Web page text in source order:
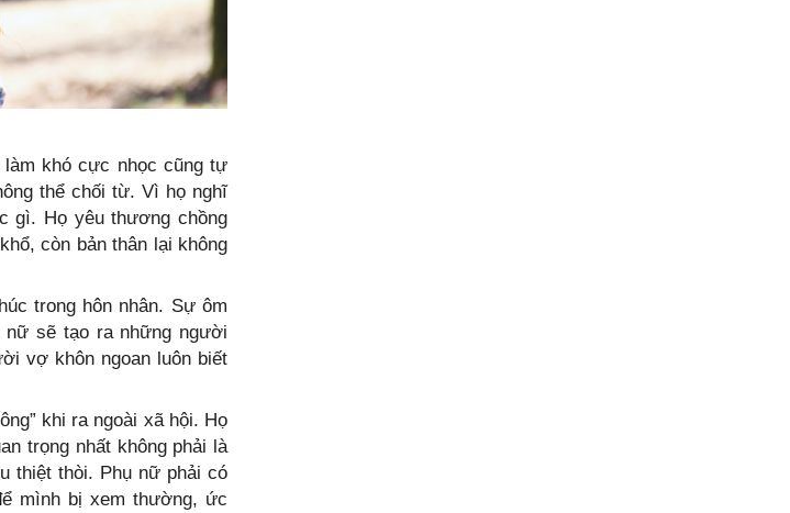
khó cực nhọc cũng tự
thể chối từ. Vì họ nghĩ
gì. Họ yêu thương chồng
còn bản thân lại không
trong hôn nhân. Sự ôm
sẽ tạo ra những người
vợ khôn ngoan luôn biết
khi ra ngoài xã hội. Họ
trọng nhất không phải là
thiệt thòi. Phụ nữ phải có
mình bị xem thường, ức